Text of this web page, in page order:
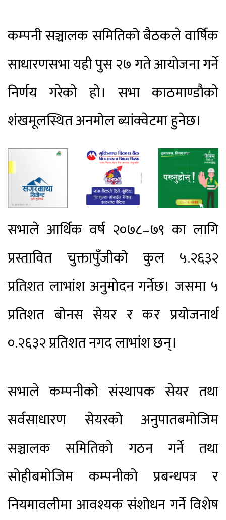
कम्पनी सञ्चालक समितिको बैठकले वार्षिक
साधारणसभा यही पुस २७ गते आयोजना गर्ने
निर्णय गरेको हो। सभा काठमाण्डौको
शंखमूलस्थित अनमोल ब्यांक्वेटमा हुनेछ।
सभाले आर्थिक वर्ष २०७८–७९ का लागि
प्रस्तावित चुक्तापुँजीको कुल ५.२६३२
प्रतिशत लाभांश अनुमोदन गर्नेछ। जसमा ५
प्रतिशत बोनस सेयर र कर प्रयोजनार्थ
०.२६३२ प्रतिशत नगद लाभांश छन्।
सभाले कम्पनीको संस्थापक सेयर तथा
सर्वसाधारण सेयरको अनुपातबमोजिम
सञ्चालक समितिको गठन गर्ने तथा
सोहीबमोजिम कम्पनीको प्रबन्धपत्र र
नियमावलीमा आवश्यक संशोधन गर्ने विशेष